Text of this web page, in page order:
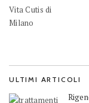
ULTIMI ARTICOLI